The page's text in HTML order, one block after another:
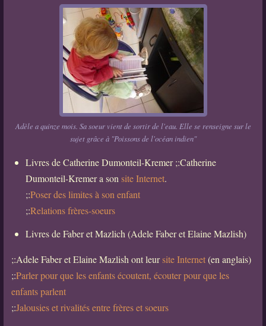
Adèle a quinze mois. Sa soeur vient de sortir de l'eau. Elle se renseigne sur le
sujet grâce à "Poissons de l'océan indien"
Livres de Catherine Dumonteil-Kremer ;:Catherine
Dumonteil-Kremer a son site Internet.
;:Poser des limites à son enfant
;:Relations frères-soeurs
Livres de Faber et Mazlich (Adele Faber et Elaine Mazlish)
;:Adele Faber et Elaine Mazlish ont leursite Internet(en anglais)
;:Parler pour que les enfants écoutent, écouter pour que les
enfants parlent
;:Jalousies et rivalités entre frères et soeurs